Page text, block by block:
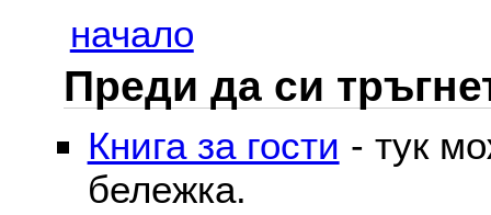
начало
Преди да си
Книга за гости - тук
бележка.